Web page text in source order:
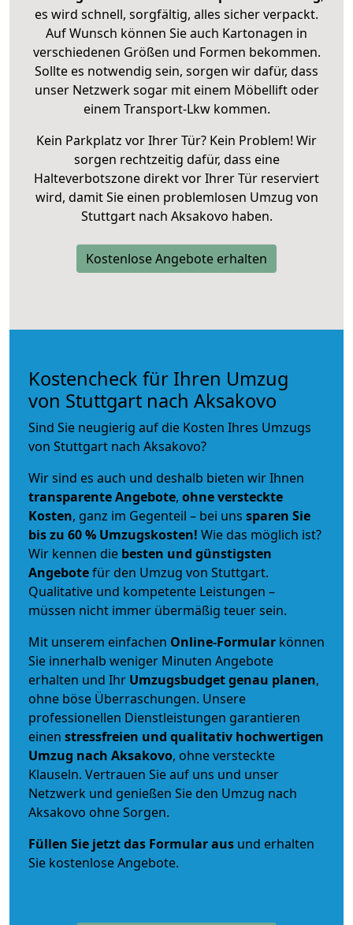
es wird schnell, sorgfältig, alles sicher verpackt.
Auf Wunsch können Sie auch Kartonagen in
verschiedenen Größen und Formen bekommen.
Sollte es notwendig sein, sorgen wir dafür, dass
unser Netzwerk sogar mit einem Möbellift oder
einem Transport-Lkw kommen.
Kein Parkplatz vor Ihrer Tür? Kein Problem! Wir
sorgen rechtzeitig dafür, dass eine
Halteverbotszone direkt vor Ihrer Tür reserviert
wird, damit Sie einen problemlosen Umzug von
Stuttgart nach Aksakovo haben.
Kostenlose Angebote erhalten
Kostencheck für Ihren Umzug
von Stuttgart nach Aksakovo
Sind Sie neugierig auf die Kosten Ihres Umzugs
von Stuttgart nach Aksakovo?
Wir sind es auch und deshalb bieten wir Ihnen
transparente Angebote, ohne versteckte
Kosten, ganz im Gegenteil – bei uns sparen Sie
bis zu 60 % Umzugskosten! Wie das möglich ist?
Wir kennen die besten und günstigsten
Angebotefür den Umzug von Stuttgart.
Qualitative und kompetente Leistungen –
müssen nicht immer übermäßig teuer sein.
Mit unserem einfachen Online-Formular können
Sie innerhalb weniger Minuten Angebote
erhalten und Ihr Umzugsbudgetgenau planen,
ohne böse Überraschungen. Unsere
professionellen Dienstleistungen garantieren
einen stressfreien und qualitativ hochwertigen
Umzug nach Aksakovo, ohne versteckte
Klauseln. Vertrauen Sie auf uns und unser
Netzwerk und genießen Sie den Umzug nach
Aksakovo ohne Sorgen.
Füllen Sie jetzt das Formular aus und erhalten
Sie kostenlose Angebote.